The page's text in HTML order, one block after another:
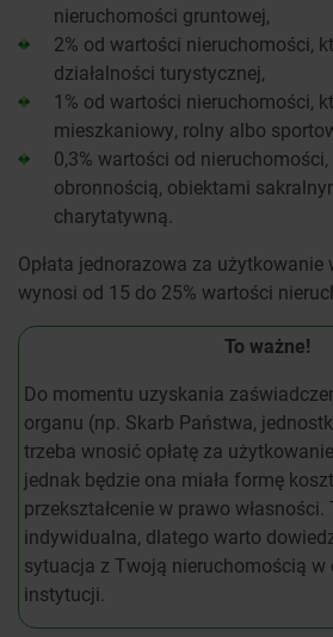
nieruchomości gruntowej,
2% od wartości nieruchomości,
działalności turystycznej,
1% od wartości nieruchomości,
mieszkaniowy, rolny albo
0,3% wartości od
obronnością, obiektami
charytatywną.
Opłata jednorazowa za użytkowanie
wynosi od 15 do 25% wartości
To ważne!
Do momentu uzyskania
organu (np. Skarb Państwa,
trzeba wnosić opłatę za
jednak będzie ona miała formę
przekształcenie w prawo
indywidualna, dlatego warto
sytuacja z Twoją nieruchomością w
instytucji.